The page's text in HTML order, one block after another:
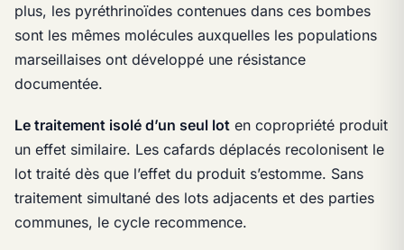
plus, les pyréthrinoïdes contenues dans ces bombes
sont les mêmes molécules auxquelles les populations
marseillaises ont développé une résistance
documentée.
Le traitement isolé d’un seul lot en copropriété produit
un effet similaire. Les cafards déplacés recolonisent le
lot traité dès que l’effet du produit s’estomme. Sans
traitement simultané des lots adjacents et des parties
communes, le cycle recommence.